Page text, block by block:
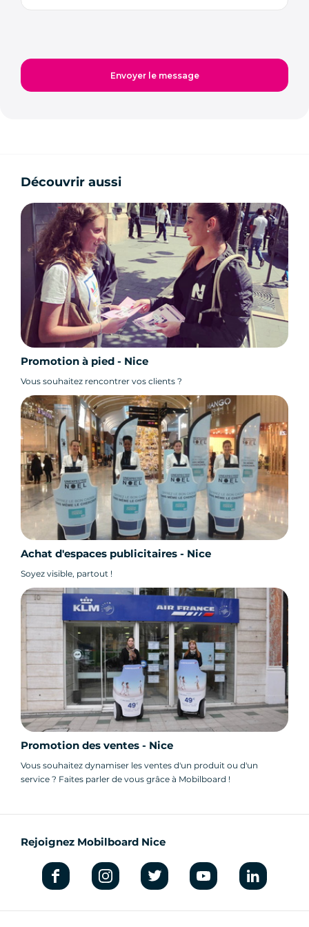
Découvrir aussi
Promotion à pied - Nice
Vous souhaitez rencontrer vos clients ?
Achat d'espaces publicitaires - Nice
Soyez visible, partout !
Promotion des ventes - Nice
Vous souhaitez dynamiser les ventes d'un produit ou d'un
service ? Faites parler de vous grâce à Mobilboard !
Rejoignez Mobilboard Nice